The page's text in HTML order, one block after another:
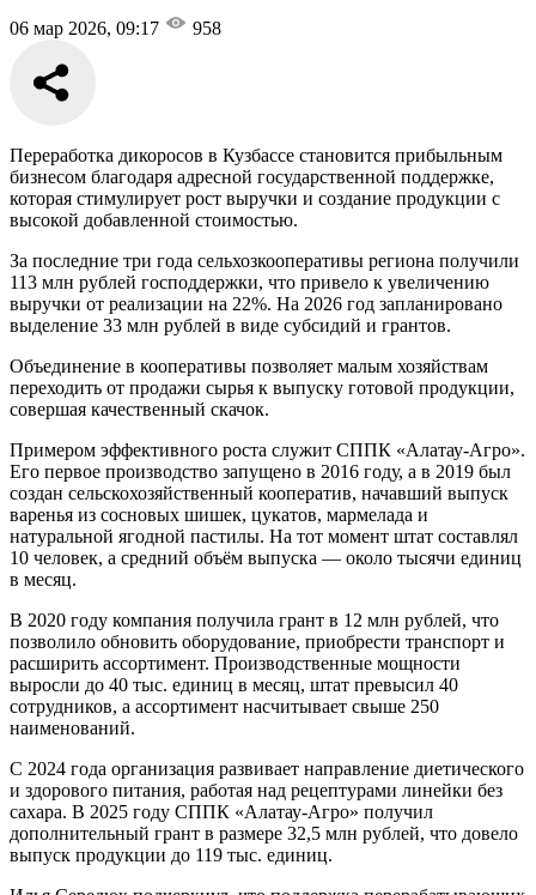
06 мар 2026, 09:17 958
Переработка дикоросов в Кузбассе становится прибыльным
бизнесом благодаря адресной государственной поддержке,
которая стимулирует рост выручки и создание продукции с
высокой добавленной стоимостью.
За последние три года сельхозкооперативы региона получили
113 млн рублей господдержки, что привело к увеличению
выручки от реализации на 22%. На 2026 год запланировано
выделение 33 млн рублей в виде субсидий и грантов.
Объединение в кооперативы позволяет малым хозяйствам
переходить от продажи сырья к выпуску готовой продукции,
совершая качественный скачок.
Примером эффективного роста служит СППК «Алатау-Агро».
Его первое производство запущено в 2016 году, а в 2019 был
создан сельскохозяйственный кооператив, начавший выпуск
варенья из сосновых шишек, цукатов, мармелада и
натуральной ягодной пастилы. На тот момент штат составлял
10 человек, а средний объём выпуска — около тысячи единиц
в месяц.
В 2020 году компания получила грант в 12 млн рублей, что
позволило обновить оборудование, приобрести транспорт и
расширить ассортимент. Производственные мощности
выросли до 40 тыс. единиц в месяц, штат превысил 40
сотрудников, а ассортимент насчитывает свыше 250
наименований.
С 2024 года организация развивает направление диетического
и здорового питания, работая над рецептурами линейки без
сахара. В 2025 году СППК «Алатау-Агро» получил
дополнительный грант в размере 32,5 млн рублей, что довело
выпуск продукции до 119 тыс. единиц.